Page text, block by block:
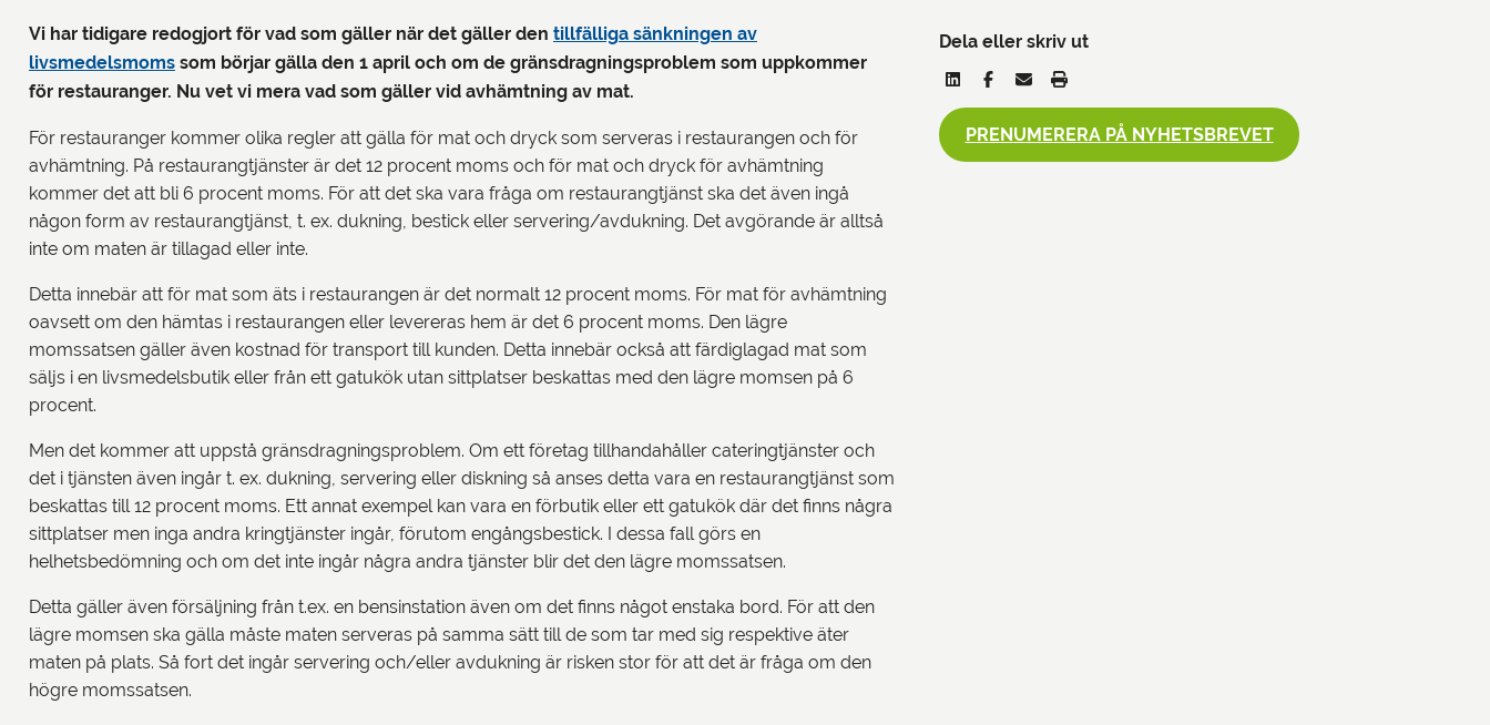
Vi har tidigare redogjort för vad som gäller när det gäller den tillfälliga sänkningen av
livsmedelsmoms som börjar gälla den 1 april och om de gränsdragningsproblem som uppkommer
för restauranger. Nu vet vi mera vad som gäller vid avhämtning av mat.
För restauranger kommer olika regler att gälla för mat och dryck som serveras i restaurangen och för
avhämtning. På restaurangtjänster är det 12 procent moms och för mat och dryck för avhämtning
kommer det att bli 6 procent moms. För att det ska vara fråga om restaurangtjänst ska det även ingå
någon form av restaurangtjänst, t. ex. dukning, bestick eller servering/avdukning. Det avgörande är alltså
inte om maten är tillagad eller inte.
Detta innebär att för mat som äts i restaurangen är det normalt 12 procent moms. För mat för avhämtning
oavsett om den hämtas i restaurangen eller levereras hem är det 6 procent moms. Den lägre
momssatsen gäller även kostnad för transport till kunden. Detta innebär också att färdiglagad mat som
säljs i en livsmedelsbutik eller från ett gatukök utan sittplatser beskattas med den lägre momsen på 6
procent.
Men det kommer att uppstå gränsdragningsproblem. Om ett företag tillhandahåller cateringtjänster och
det i tjänsten även ingår t. ex. dukning, servering eller diskning så anses detta vara en restaurangtjänst som
beskattas till 12 procent moms. Ett annat exempel kan vara en förbutik eller ett gatukök där det finns några
sittplatser men inga andra kringtjänster ingår, förutom engångsbestick. I dessa fall görs en
helhetsbedömning och om det inte ingår några andra tjänster blir det den lägre momssatsen.
Detta gäller även försäljning från t.ex. en bensinstation även om det finns något enstaka bord. För att den
lägre momsen ska gälla måste maten serveras på samma sätt till de som tar med sig respektive äter
maten på plats. Så fort det ingår servering och/eller avdukning är risken stor för att det är fråga om den
högre momssatsen.
Dela eller skriv ut
PRENUMERERA PÅ NYHETSBREVET